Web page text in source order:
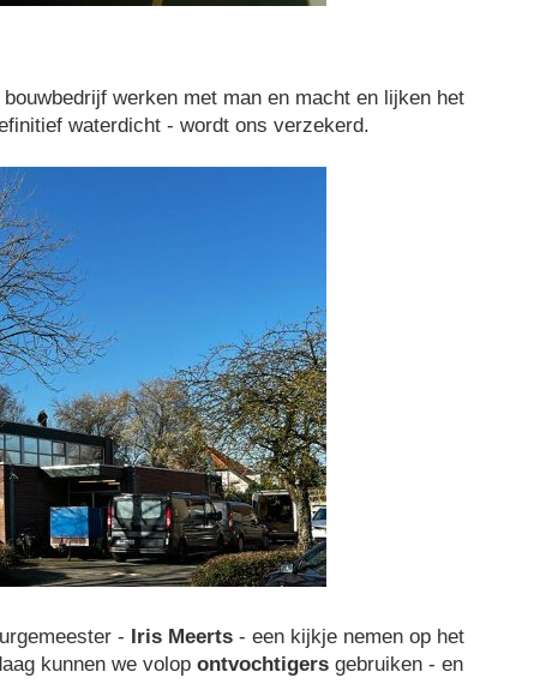
werken met man en macht en lijken het
waterdicht - wordt ons verzekerd.
- Iris Meerts - een kijkje nemen op het
kunnen we volop ontvochtigers gebruiken - en